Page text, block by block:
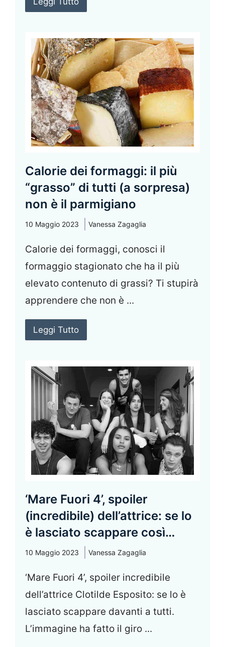
Calorie dei formaggi: il più
“grasso” di tutti (a sorpresa)
non è il parmigiano
10 Maggio 2023 Vanessa Zagaglia
Calorie dei formaggi, conosci il
formaggio stagionato che ha il più
elevato contenuto di grassi? Ti stupirà
apprendere che non è ...
Leggi Tutto
‘Mare Fuori 4’, spoiler
(incredibile) dell’attrice: se lo
è lasciato scappare così…
10 Maggio 2023 Vanessa Zagaglia
‘Mare Fuori 4’, spoiler incredibile
dell’attrice Clotilde Esposito: se lo è
lasciato scappare davanti a tutti.
L’immagine ha fatto il giro ...